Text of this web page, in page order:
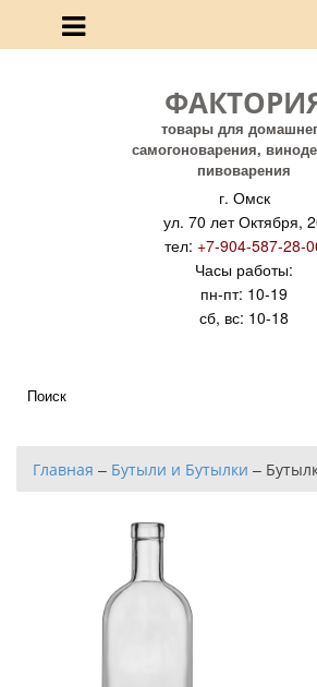
товары для
самогоноварения,
пивоварения
г. Омск
ул. 70 лет Октября,
тел: +7-904-587-28-
Часы работы:
пн-пт: 10-19
сб, вс: 10-18
Главная – Бутыли и Бутылки –